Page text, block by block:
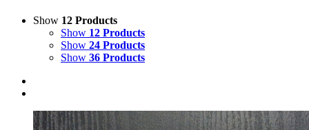
Show 12 Products
Show 12 Products
Show 24 Products
Show 36 Products